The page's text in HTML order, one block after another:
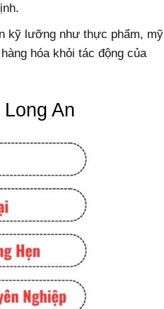
kỹ lưỡng như thực phẩm, mỹ
hóa khỏi tác động của
An